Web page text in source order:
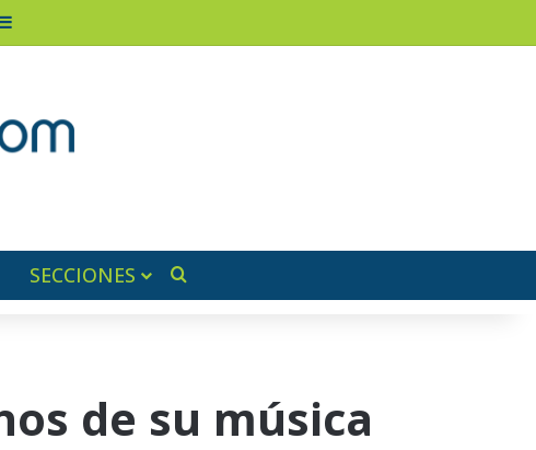
Barra lateral
SECCIONES
de su música